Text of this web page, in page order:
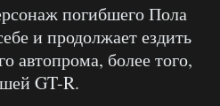
погибшего Пола
и продолжает ездить
автопрома, более того,
GT-R.